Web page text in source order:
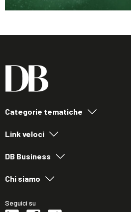
Categorie tematiche
Link veloci
DB Business
Chi siamo
Seguici su